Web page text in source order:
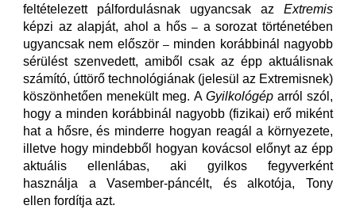
feltételezett pálfordulásnak ugyancsak az Extremis
képzi az alapját, ahol a hős– a sorozat történetében
ugyancsak nem először – minden korábbinál nagyobb
sérülést szenvedett, amiből csak az épp aktuálisnak
számító, úttörő technológiának (jelesül az Extremisnek)
köszönhetően menekült meg. A Gyilkológéparról szól,
hogy a minden korábbinál nagyobb (fizikai) erő miként
hat a hősre, és minderre hogyan reagál a környezete,
illetve hogy mindebből hogyan kovácsol előnyt az épp
aktuális ellenlábas, aki gyilkos fegyverként
használja a Vasember-páncélt, és alkotója, Tony
ellen fordítja azt.